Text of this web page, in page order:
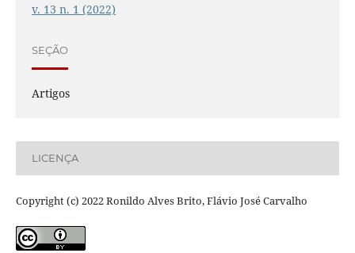
v. 13 n. 1 (2022)
SEÇÃO
Artigos
LICENÇA
Copyright (c) 2022 Ronildo Alves Brito, Flávio José Carvalho